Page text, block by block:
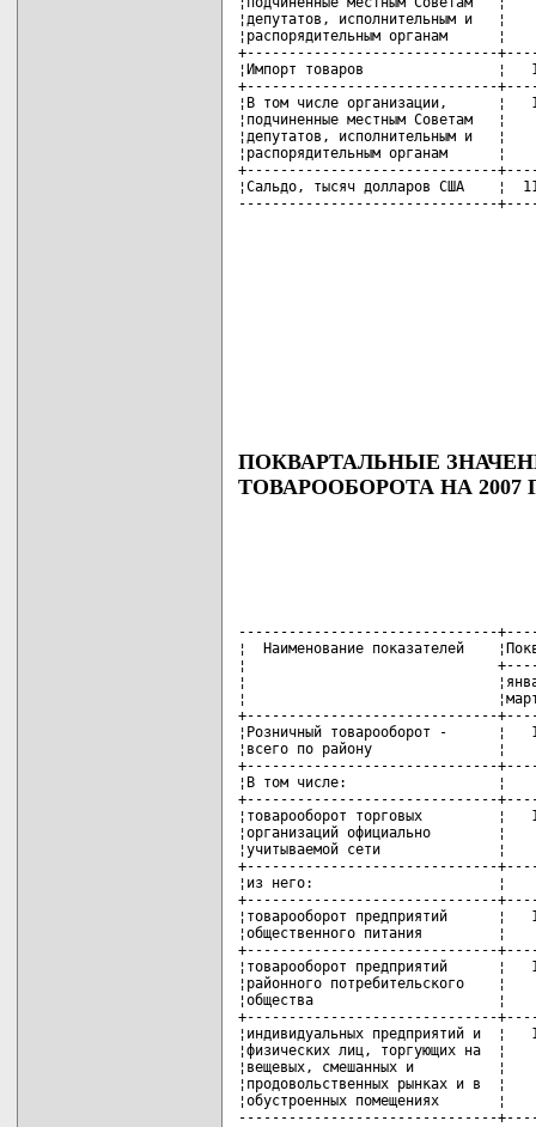
¦депутатов,
¦распорядительным
+------------------------------
¦Импорт товаров                ¦
+------------------------------
¦В том числе организации,
¦подчиненные местным
¦депутатов,
¦распорядительным
+------------------------------
¦Сальдо, тысяч долларов США    ¦
-------------------------------
ПОКВАРТАЛЬНЫЕ
ТОВАРООБОРОТА НА 2007
-------------------------------
¦  Наименование показателей
¦
¦                              ¦январь -
¦                              ¦март
+------------------------------
¦Розничный товарооборот -      ¦
¦всего по району
+------------------------------
¦В том числе:
+------------------------------
¦товарооборот торговых         ¦
¦организаций официально
¦учитываемой сети
+------------------------------
¦из него:                      ¦
+------------------------------
¦товарооборот предприятий
¦общественного питания
+------------------------------
¦товарооборот предприятий
¦районного
¦общества
+------------------------------
¦индивидуальных предприятий и
¦физических лиц, торгующих
¦вещевых, смешанных и
¦продовольственных рынках
¦обустроенных помещениях
-------------------------------